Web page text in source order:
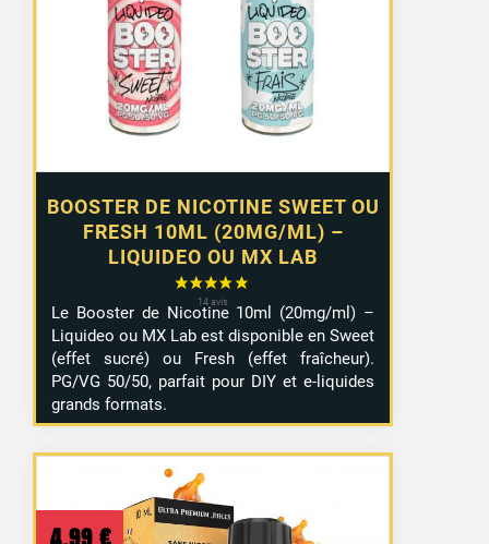
BOOSTER DE NICOTINE SWEET OU
FRESH 10ML (20MG/ML) –
LIQUIDEO OU MX LAB
1,29 €
10,99 €
Le Booster de Nicotine 10ml (20mg/ml) –
Liquideo ou MX Lab est disponible en Sweet
(effet sucré) ou Fresh (effet fraîcheur).
PG/VG 50/50, parfait pour DIY et e-liquides
grands formats.